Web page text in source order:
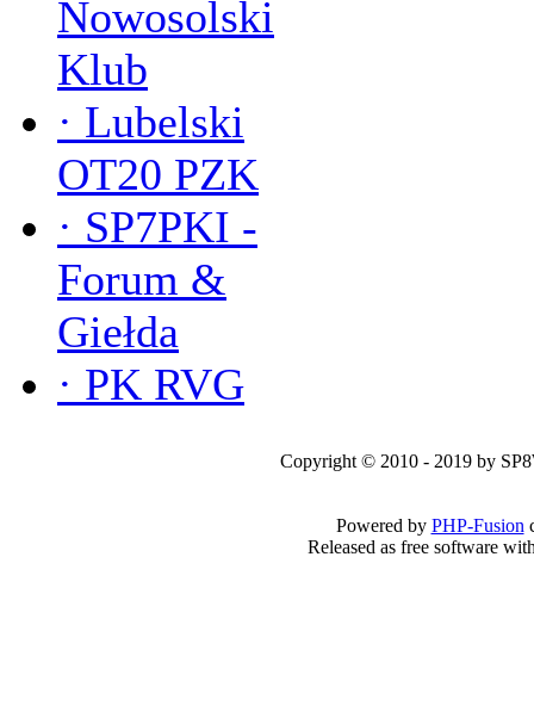
Nowosolski
Klub
· Lubelski
OT20 PZK
· SP7PKI -
Forum &
Giełda
· PK RVG
Copyright © 2010 - 2019 by
Powered by PHP-Fusion
Released as free software